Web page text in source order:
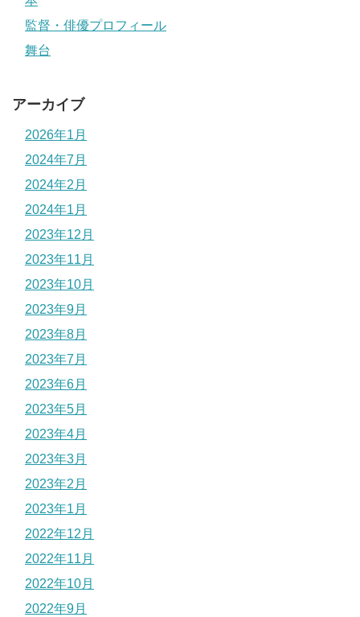
監督・俳優プロフィール
舞台
アーカイブ
2026年1月
2024年7月
2024年2月
2024年1月
2023年12月
2023年11月
2023年10月
2023年9月
2023年8月
2023年7月
2023年6月
2023年5月
2023年4月
2023年3月
2023年2月
2023年1月
2022年12月
2022年11月
2022年10月
2022年9月